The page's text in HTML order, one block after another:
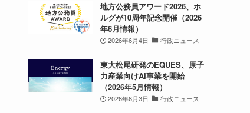
地方公務員アワード2026、ホ
ルグが10周年記念開催（2026
年6月情報）
2026年6月4日 行政ニュース
東大松尾研発のEQUES、原子
力産業向けAI事業を開始
（2026年5月情報）
2026年6月3日 行政ニュース